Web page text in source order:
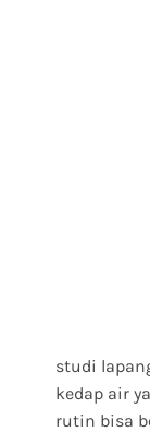
studi
kedap air
rutin bisa